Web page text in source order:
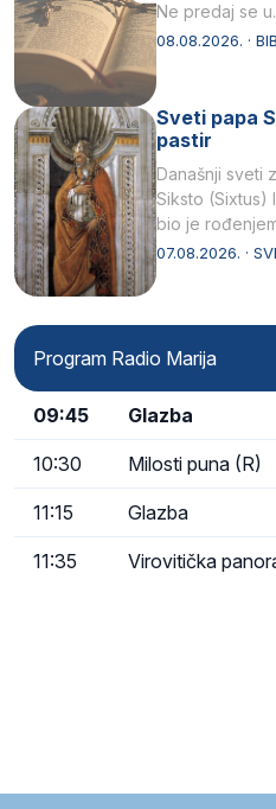
Ne predaj se
08.08.2026. ·
Sveti papa
pastir
Današnji sveti
Siksto (Sixtus)
bio je
afričkim…
07.08.2026. ·
Program Radio Marija
09:45 Glazba
10:30 Milosti puna (R)
11:15 Glazba
11:35 Virovitička